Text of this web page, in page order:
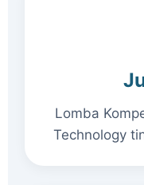
Lomba
Technology